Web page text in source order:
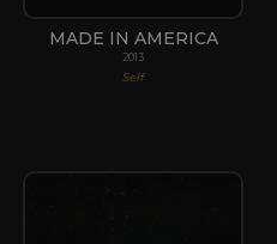
MADE IN AMERICA
2013
Self